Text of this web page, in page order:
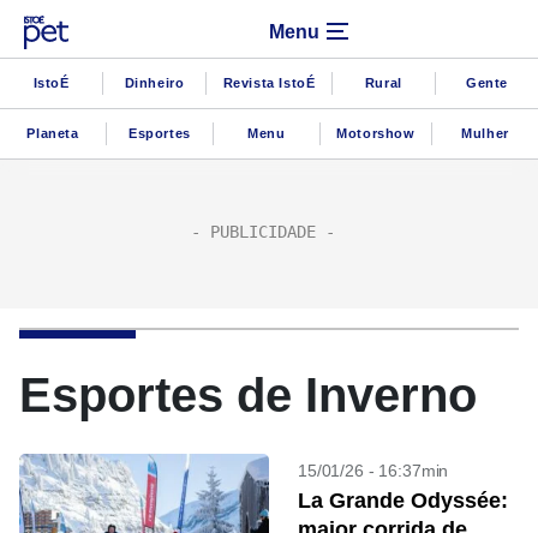
Menu
IstoÉ Dinheiro Revista IstoÉ Rural Gente
Planeta Esportes Menu Motorshow Mulher
Esportes de Inverno
15/01/26 - 16:37min
La Grande Odyssée: